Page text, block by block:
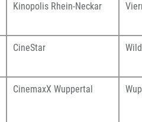
Kinopolis Rhein-Neckar
CineStar
CinemaxX Wuppertal